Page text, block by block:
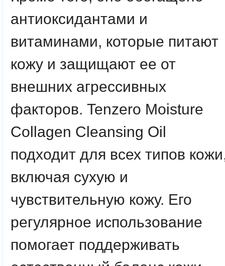
антиоксидантами и
витаминами, которые питают
кожу и защищают ее от
внешних агрессивных
факторов. Tenzero Moisture
Collagen Cleansing Oil
подходит для всех типов
включая сухую и
чувствительную кожу. Его
регулярное использование
помогает поддерживать